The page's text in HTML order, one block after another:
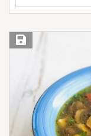
Save Recipe